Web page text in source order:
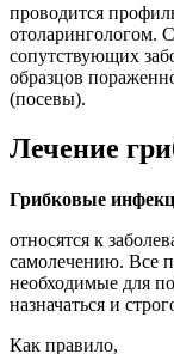
проводится
отоларингологом.
сопутствующих
образцов
(посевы).
Лечение
Грибковые
относятся к
самолечению. Все
необходимые для
назначаться и
Как правило,